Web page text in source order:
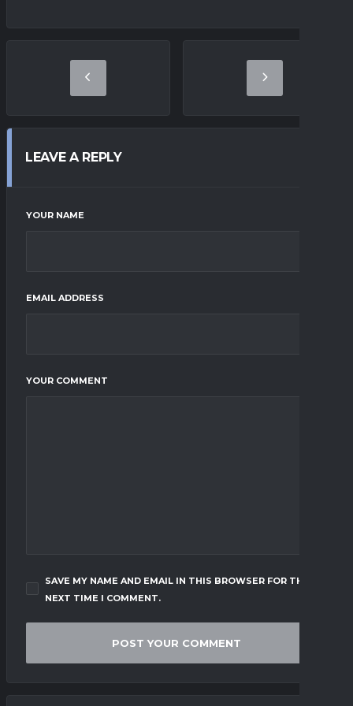
LEAVE A REPLY
YOUR NAME
EMAIL ADDRESS
YOUR COMMENT
SAVE MY NAME AND EMAIL IN THIS BROWSER FOR THE
NEXT TIME I COMMENT.